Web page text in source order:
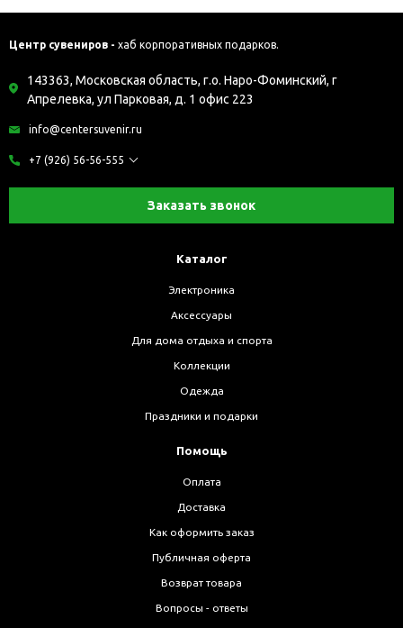
Центр сувениров - хаб корпоративных подарков.
143363, Московская область, г.о. Наро-Фоминский, г
Апрелевка, ул Парковая, д. 1 офис 223
info@centersuvenir.ru
+7 (926) 56-56-555
Заказать звонок
Каталог
Электроника
Аксессуары
Для дома отдыха и спорта
Коллекции
Одежда
Праздники и подарки
Помощь
Оплата
Доставка
Как оформить заказ
Публичная оферта
Возврат товара
Вопросы - ответы